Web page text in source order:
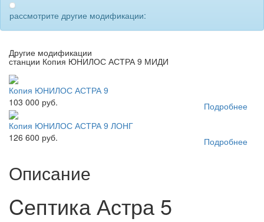
рассмотрите другие модификации:
Другие модификации
станции Копия ЮНИЛОС АСТРА 9 МИДИ
Копия ЮНИЛОС АСТРА 9
Подробнее
103 000 руб.
Копия ЮНИЛОС АСТРА 9 ЛОНГ
Подробнее
126 600 руб.
Описание
Cептика Астра 5